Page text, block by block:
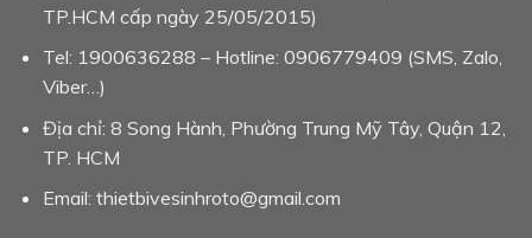
TP.HCM cấp ngày 25/05/2015)
Tel: 1900636288 – Hotline: 0906779409 (SMS, Zalo,
Viber…)
Địa chỉ: 8 Song Hành, Phường Trung Mỹ Tây, Quận 12,
TP. HCM
Email: thietbivesinhroto@gmail.com